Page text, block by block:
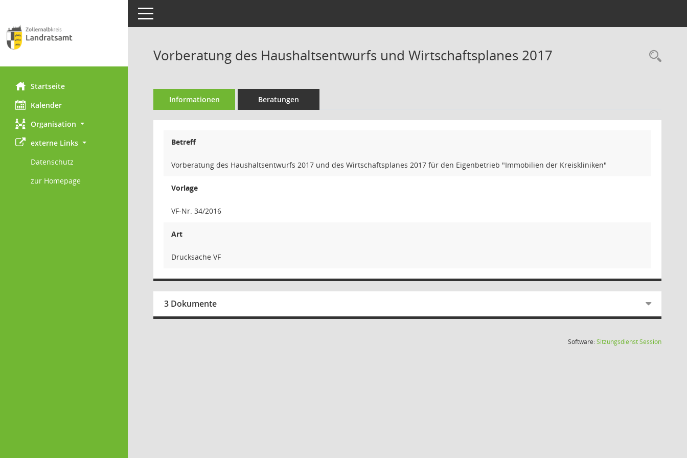
Startseite
Kalender
Organisation
externe Links
Datenschutz
zur Homepage
Toggle navigation
Vorberatung des Haushaltsentwurfs und Wirtschaftsplanes 2017
Informationen Beratungen
Betreff
Vorberatung des Haushaltsentwurfs 2017 und des Wirtschaftsplanes 2017 für den Eigenbetrieb "Immobilien der Kreiskliniken"
Vorlage
VF-Nr. 34/2016
Art
Drucksache VF
3 Dokumente
Software:SitzungsdienstSession(Wird in